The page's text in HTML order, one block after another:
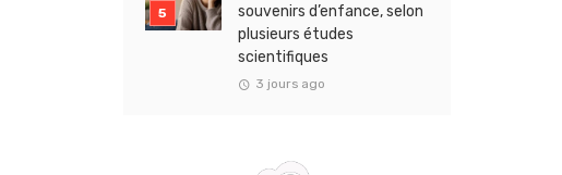
souvenirs d’enfance, selon
plusieurs études
scientifiques
3 jours ago